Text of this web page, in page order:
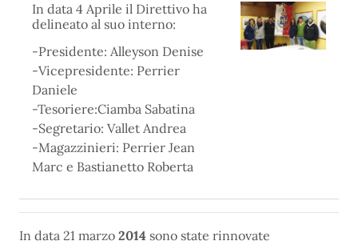
In data 4 Aprile il Direttivo ha
delineato al suo interno:
-Presidente: Alleyson Denise
-Vicepresidente: Perrier
Daniele
-Tesoriere:Ciamba Sabatina
-Segretario: Vallet Andrea
-Magazzinieri: Perrier Jean
Marc e Bastianetto Roberta
In data 21 marzo 2014 sono state rinnovate